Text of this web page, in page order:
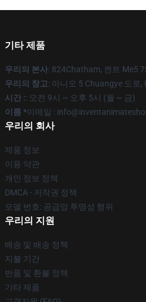
기타 제품
우리의 본사: 824Chatham, 켄트 Me5
우리의 창고: 아니오 5 Chuangye 도로,
시간 :: 오전 9시 ~ 오후 5시 (월 ~ 금)
이름 *이메일 :
우리의 회사
제품 정보
이용 약관
개인 정보 정책
DMCA - 저작권 정책
모델 번호: 공급망 투명성 행위
우리의 지원
배송 및 배송 정책
지불 기간
반품 및 환불 정책
기타 제품